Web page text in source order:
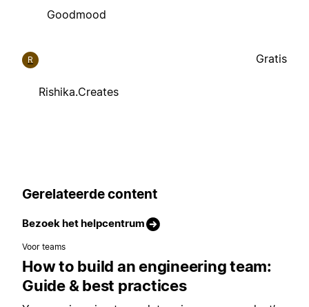
Goodmood
R
Rishika.Creates
Gratis
Gerelateerde content
Bezoek het helpcentrum
Voor teams
How to build an engineering team:
Guide & best practices